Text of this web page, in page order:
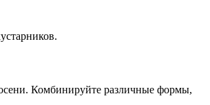
Комбинируйте различные формы,